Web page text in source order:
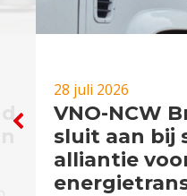
28 juli 2026
VNO-NCW
sluit aan bij
alliantie